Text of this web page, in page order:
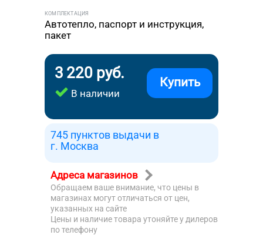
КОМПЛЕКТАЦИЯ
Автотепло, паспорт и инструкция,
пакет
3 220 руб.
В наличии
Купить
745 пунктов выдачи в
г. Москва
Адреса магазинов
Обращаем ваше внимание, что цены в
магазинах могут отличаться от цен,
указанных на сайте
Цены и наличие товара утоняйте у дилеров
по телефону